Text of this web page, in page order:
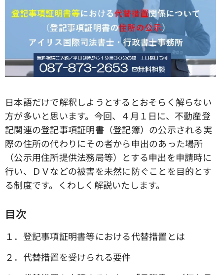
日本語だけで解釈しようとするとおそらく解らない
方が多いと思います。今回、４月１日に、不動産登
記関連の登記事項証明書（登記簿）の公示される実
際の住所の代わりにその者から申出のあった場所
（公示用住所提供法務局等）とする申出を申請時に
行い、ＤＶなどの被害を未然に防ぐことを目的とす
る制度です。くわしく解説いたします。
目次
１．登記事項証明書等における代替措置とは
２．代替措置を受けられる要件